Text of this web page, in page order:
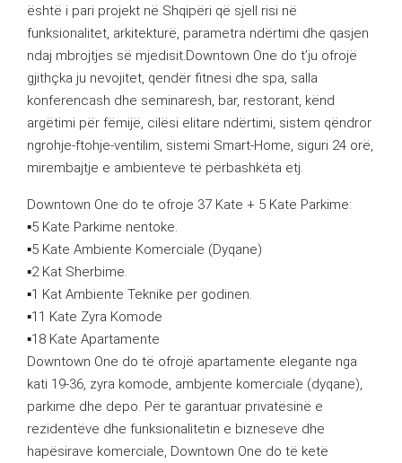
është i pari projekt në Shqipëri që sjell risi në
funksionalitet, arkitekturë, parametra ndërtimi dhe qasjen
ndaj mbrojtjes së mjedisit.Downtown One do t’ju ofrojë
gjithçka ju nevojitet, qendër fitnesi dhe spa, salla
konferencash dhe seminaresh, bar, restorant, kënd
argëtimi për fëmijë, cilësi elitare ndërtimi, sistem qëndror
ngrohje-ftohje-ventilim, sistemi Smart-Home, siguri 24 orë,
mirembajtje e ambienteve të përbashkëta etj.
Downtown One do te ofroje 37 Kate + 5 Kate Parkime:
▪︎5 Kate Parkime nentoke.
▪︎5 Kate Ambiente Komerciale (Dyqane)
▪︎2 Kat Sherbime.
▪︎1 Kat Ambiente Teknike per godinen.
▪︎11 Kate Zyra Komode
▪︎18 Kate Apartamente
Downtown One do të ofrojë apartamente elegante nga
kati 19-36, zyra komode, ambjente komerciale (dyqane),
parkime dhe depo. Për të garantuar privatësinë e
rezidentëve dhe funksionalitetin e bizneseve dhe
hapësirave komerciale, Downtown One do të ketë